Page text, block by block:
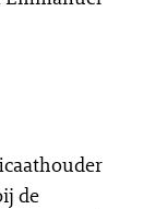
de